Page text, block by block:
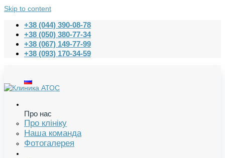
Skip to content
+38 (044) 390-08-78
+38 (050) 380-77-34
+38 (067) 149-77-99
+38 (093) 170-34-59
Про нас
Про клініку
Наша команда
Фотогалерея